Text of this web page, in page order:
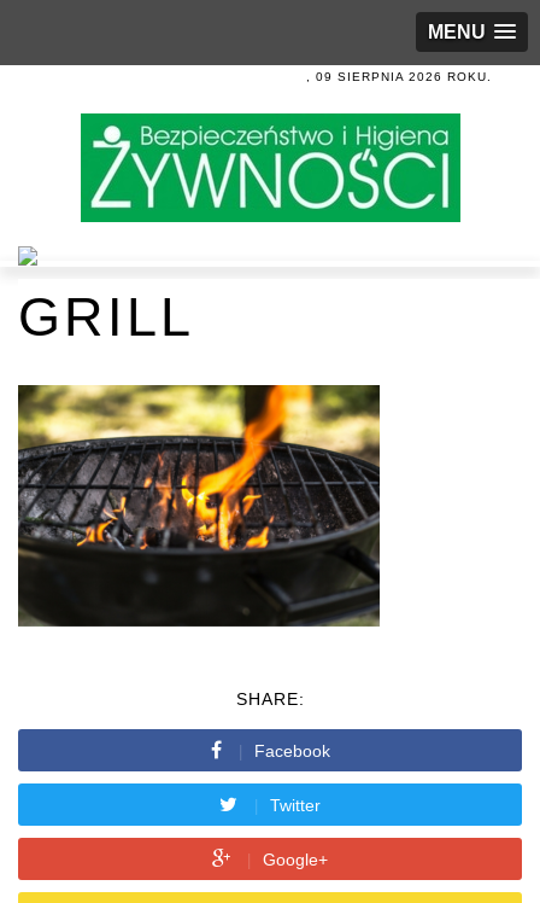
MENU
, 09 SIERPNIA 2026 ROKU.
GRILL
SHARE:
Facebook
Twitter
Google+